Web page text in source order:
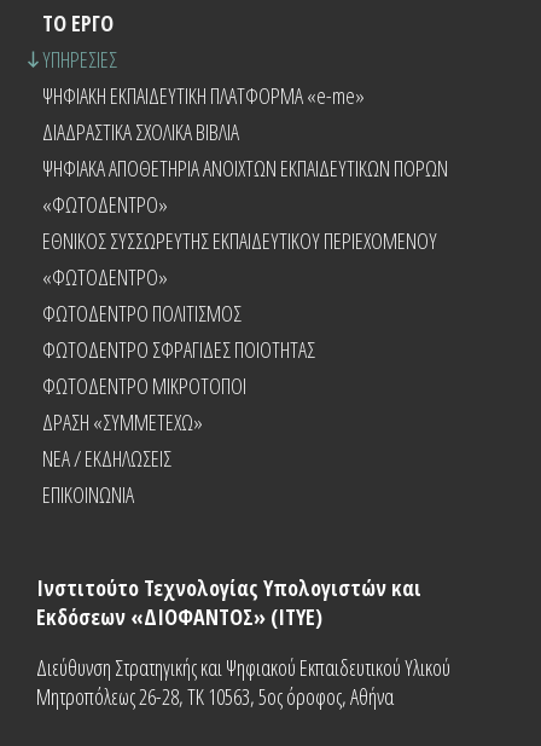
ΤΟ ΕΡΓΟ
ΥΠΗΡΕΣΙΕΣ
ΨΗΦΙΑΚΗ ΕΚΠΑΙΔΕΥΤΙΚΗ ΠΛΑΤΦΟΡΜΑ «e-me»
ΔΙΑΔΡΑΣΤΙΚΑ ΣΧΟΛΙΚΑ ΒΙΒΛΙΑ
ΨΗΦΙΑΚΑ ΑΠΟΘΕΤΗΡΙΑ ΑΝΟΙΧΤΩΝ ΕΚΠΑΙΔΕΥΤΙΚΩΝ ΠΟΡΩΝ
«ΦΩΤΟΔΕΝΤΡΟ»
ΕΘΝΙΚΟΣ ΣΥΣΣΩΡΕΥΤΗΣ ΕΚΠΑΙΔΕΥΤΙΚΟΥ ΠΕΡΙΕΧΟΜΕΝΟΥ
«ΦΩΤΟΔΕΝΤΡΟ»
ΦΩΤΟΔΕΝΤΡΟ ΠΟΛΙΤΙΣΜΟΣ
ΦΩΤΟΔΕΝΤΡΟ ΣΦΡΑΓΙΔΕΣ ΠΟΙΟΤΗΤΑΣ
ΦΩΤΟΔΕΝΤΡΟ ΜΙΚΡΟΤΟΠΟΙ
ΔΡΑΣΗ «ΣΥΜΜΕΤΕΧΩ»
NEA / ΕΚΔΗΛΩΣΕΙΣ
ΕΠΙΚΟΙΝΩΝΙΑ
Ινστιτούτο Τεχνολογίας Υπολογιστών και
Εκδόσεων «ΔΙΟΦΑΝΤΟΣ» (ΙΤΥΕ)
Διεύθυνση Στρατηγικής και Ψηφιακού Εκπαιδευτικού Υλικού
Μητροπόλεως 26-28, ΤΚ 10563, 5ος όροφος, Αθήνα